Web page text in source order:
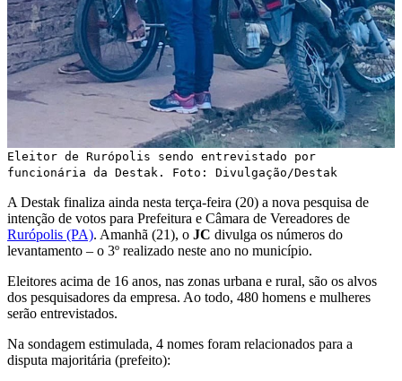
Eleitor de Rurópolis sendo entrevistado por
funcionária da Destak. Foto: Divulgação/Destak
A Destak finaliza ainda nesta terça-feira (20) a nova pesquisa de
intenção de votos para Prefeitura e Câmara de Vereadores de
Rurópolis (PA). Amanhã (21), o JC divulga os números do
levantamento – o 3º realizado neste ano no município.
Eleitores acima de 16 anos, nas zonas urbana e rural, são os alvos
dos pesquisadores da empresa. Ao todo, 480 homens e mulheres
serão entrevistados.
Na sondagem estimulada, 4 nomes foram relacionados para a
disputa majoritária (prefeito):